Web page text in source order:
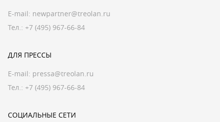
E-mail: newpartner@treolan.ru
Тел.: +7 (495) 967-66-84
ДЛЯ ПРЕССЫ
E-mail: pressa@treolan.ru
Тел.: +7 (495) 967-66-84
СОЦИАЛЬНЫЕ СЕТИ